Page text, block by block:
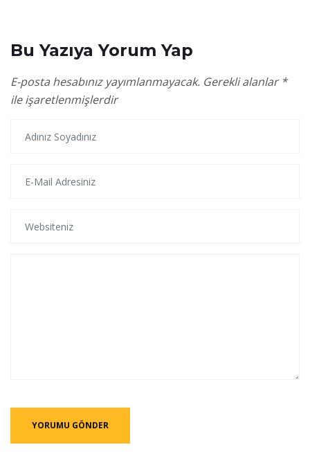
Bu Yazıya Yorum Yap
E-posta hesabınız yayımlanmayacak. Gerekli alanlar *
ile işaretlenmişlerdir